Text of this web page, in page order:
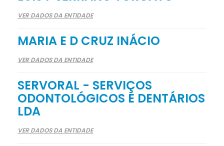
VER DADOS DA ENTIDADE
MARIA E D CRUZ INÁCIO
VER DADOS DA ENTIDADE
SERVORAL - SERVIÇOS
ODONTOLÓGICOS E DENTÁRIOS
LDA
VER DADOS DA ENTIDADE